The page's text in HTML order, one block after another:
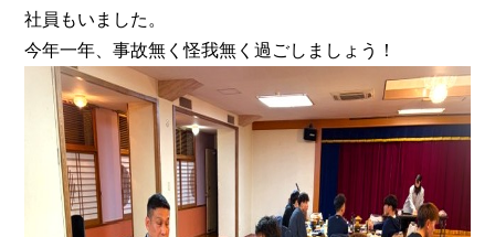
社員もいました。
今年一年、事故無く怪我無く過ごしましょう！